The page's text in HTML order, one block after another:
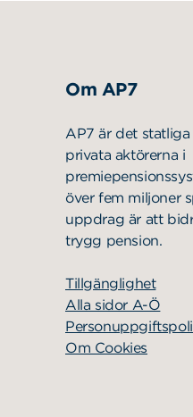
Om AP7
AP7 är det
privata aktörerna i
över fem miljoner
uppdrag är att
trygg pension.
Tillgänglighet
Alla sidor A-Ö
Om Cookies